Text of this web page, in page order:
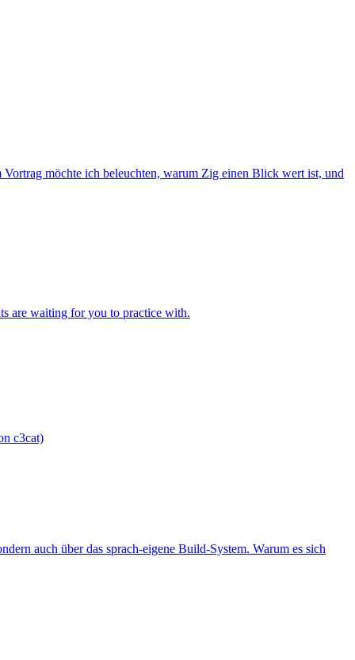
möchte ich beleuchten, warum Zig einen Blick wert ist, und
are waiting for you to practice with.
c3cat)
auch über das sprach-eigene Build-System. Warum es sich